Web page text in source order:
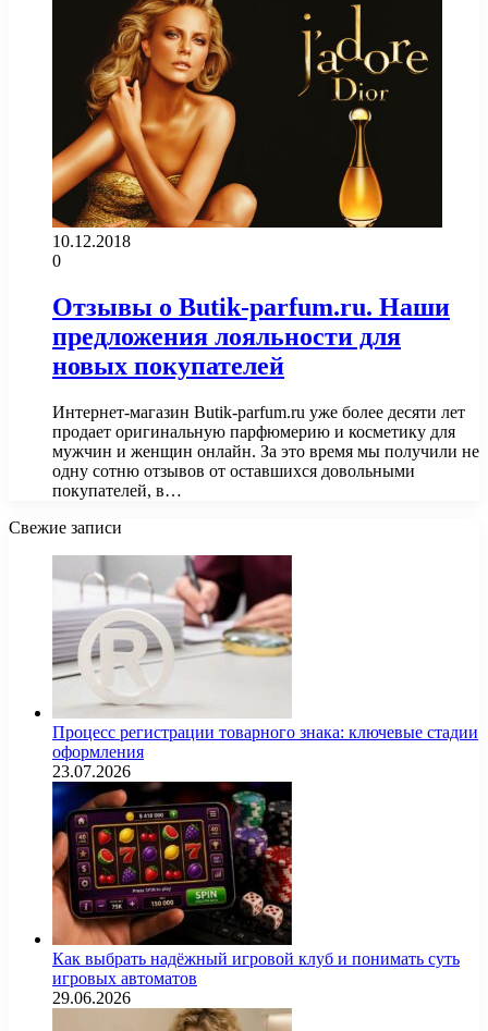
10.12.2018
0
Отзывы о Butik-parfum.ru. Наши
предложения лояльности для
новых покупателей
Интернет-магазин Butik-parfum.ru уже более десяти лет
продает оригинальную парфюмерию и косметику для
мужчин и женщин онлайн. За это время мы получили не
одну сотню отзывов от оставшихся довольными
покупателей, в…
Свежие записи
Процесс регистрации товарного знака: ключевые стадии
оформления
23.07.2026
Как выбрать надёжный игровой клуб и понимать суть
игровых автоматов
29.06.2026